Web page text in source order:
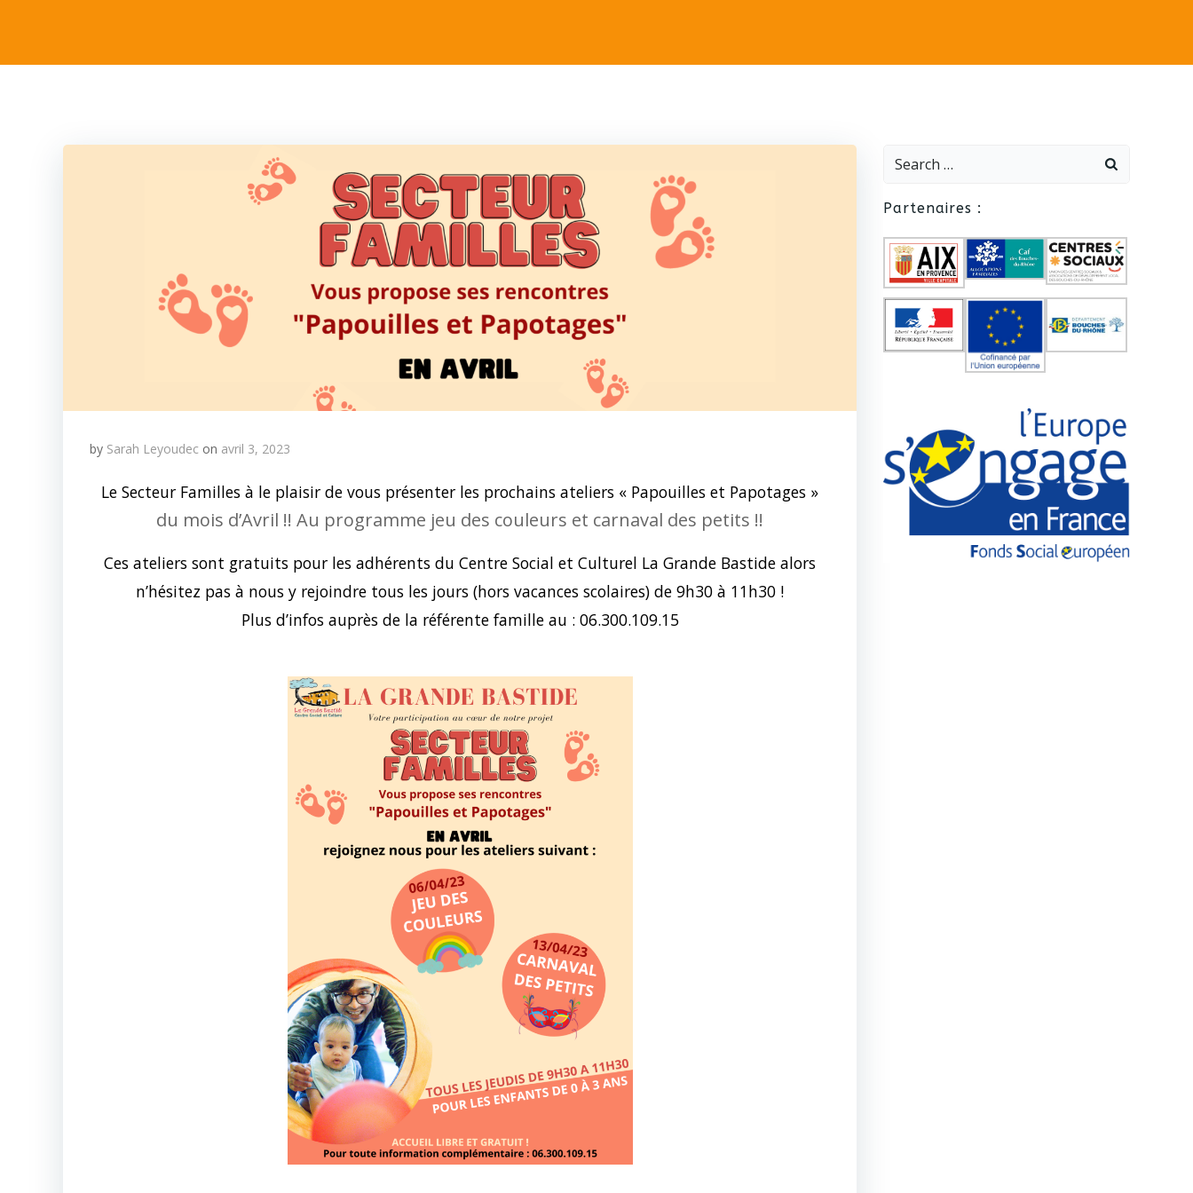
by Sarah Leyoudec on avril 3, 2023
Le Secteur Familles à le plaisir de vous présenter les prochains ateliers « Papouilles et Papotages »
du mois d’Avril !! Au programme jeu des couleurs et carnaval des petits !!
Ces ateliers sont gratuits pour les adhérents du Centre Social et Culturel La Grande Bastide alors
n’hésitez pas à nous y rejoindre tous les jours (hors vacances scolaires) de 9h30 à 11h30 !
Plus d’infos auprès de la référente famille au : 06.300.109.15
Search
Partenaires :